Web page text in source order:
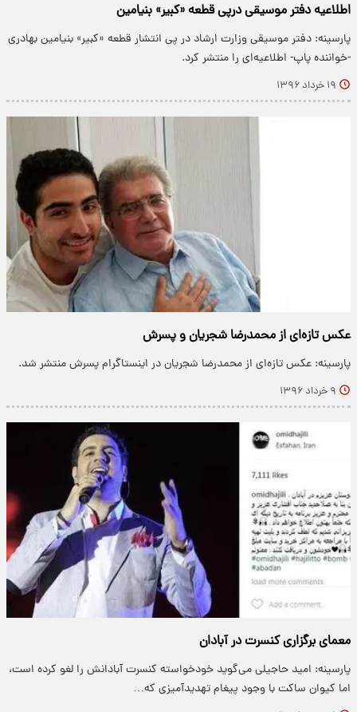
اطلاعیه دفتر موسیقی درپی قطعه «کبیر» بنیامین
پارسینه: دفتر موسیقی وزارت ارشاد در پی انتشار قطعه «کبیر» بنیامین بهادری
-خواننده پاپ- اطلاعیه‌ای را منتشر کرد.
۱۹ خرداد ۱۳۹۶
عکس تازه‌ای از محمدرضا شجریان و پسرش
پارسینه: عکس تازه‌ای از محمدرضا شجریان در اینستاگرام پسرش منتشر شد.
۹ خرداد ۱۳۹۶
معمای برگزاری کنسرت در آبادان
پارسینه: امید حاجیلی می‌گوید خودخواسته کنسرت آبادانش را لغو کرده است،
اما کیوان ساکت با وجود پیغام تهدیدآمیزی که…